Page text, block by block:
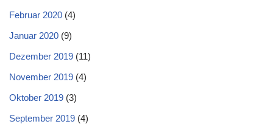
Februar 2020 (4)
Januar 2020 (9)
Dezember 2019 (11)
November 2019 (4)
Oktober 2019 (3)
September 2019 (4)